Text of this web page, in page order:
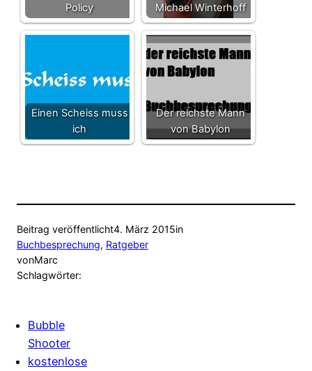
Policy
Michael Winterhoff
Einen Scheiss muss
ich
Der reichste Mann
von Babylon
Beitrag veröffentlicht4. März 2015in
Buchbesprechung, Ratgeber
vonMarc
Schlagwörter:
Bubble
Shooter
kostenlose